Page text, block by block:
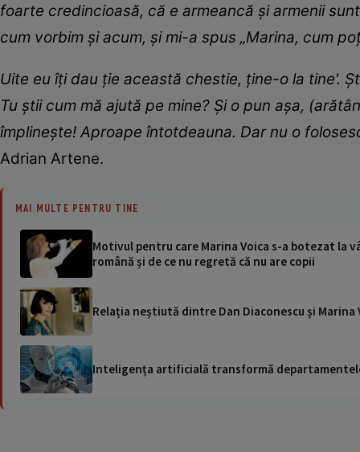
foarte credincioasă, că e armeancă și armenii
cum vorbim și acum, și mi-a spus „Marina, cum
Uite eu îți dau ție această chestie, ține-o la tine'.
Tu știi cum mă ajută pe mine? Și o pun așa,
împlinește! Aproape întotdeauna. Dar nu o
Adrian Artene.
MAI MULTE PENTRU TINE
Motivul pentru care Marina Voica s-a botezat la
română și de ce nu regretă că nu are copii
Relația neștiută dintre Dan Diaconescu și
Inteligența artificială transformă